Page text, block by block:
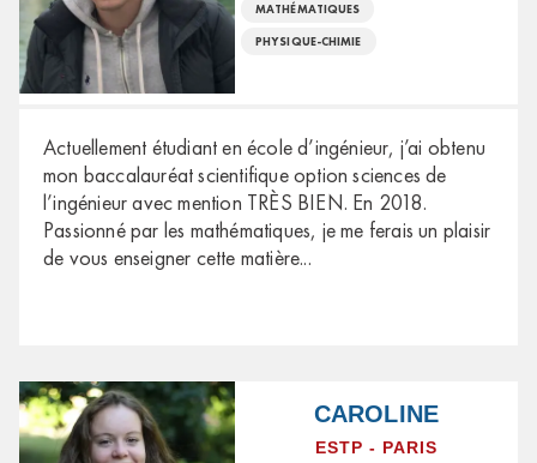
MATHÉMATIQUES
PHYSIQUE-CHIMIE
Actuellement étudiant en école d’ingénieur, j’ai obtenu
mon baccalauréat scientifique option sciences de
l’ingénieur avec mention TRÈS BIEN. En 2018.
Passionné par les mathématiques, je me ferais un plaisir
de vous enseigner cette matière...
CAROLINE
ESTP - PARIS